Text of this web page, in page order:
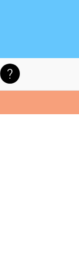
Söktips